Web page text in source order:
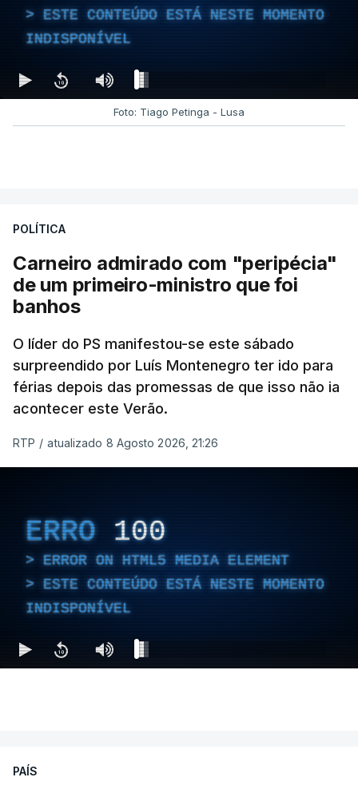
ESTE CONTEÚDO ESTÁ NESTE MOMENTO
INDISPONÍVEL
Foto: Tiago Petinga - Lusa
POLÍTICA
Carneiro admirado com "peripécia"
de um primeiro-ministro que foi
banhos
O líder do PS manifestou-se este sábado
surpreendido por Luís Montenegro ter ido para
férias depois das promessas de que isso não ia
acontecer este Verão.
RTP / atualizado 8 Agosto 2026, 21:26
ERRO 100
ERROR ON HTML5 MEDIA ELEMENT
ESTE CONTEÚDO ESTÁ NESTE MOMENTO
INDISPONÍVEL
PAÍS